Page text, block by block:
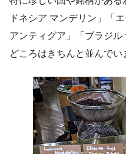
ドネシア マンデリン」「
アンティグア」「ブラジ
どころはきちんと並んでい